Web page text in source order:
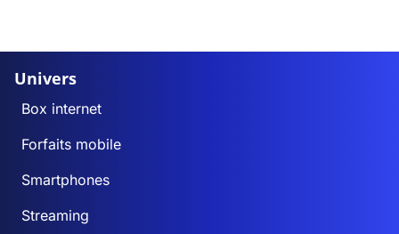
Univers
Box internet
Forfaits mobile
Smartphones
Streaming